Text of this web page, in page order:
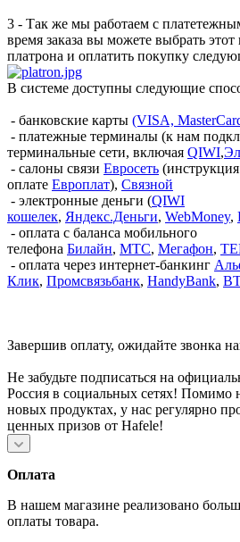
3 - Так же мы работаем с
время заказа вы можете выбрать
платрона и оплатить покупку
В системе доступны следующие
- банковские карты (VISA,
- платежные терминалы (к нам
терминальные сети, включая QIWI,
- салоны связи Евросеть
оплате Европлат), Связной
- электронные деньги (QIWI
кошелек, Яндекс.Деньги, WebMoney,
- оплата с баланса мобильного
телефона Билайн, МТС, Мегафон,
- оплата через интернет-банкинг
Клик, Промсвязьбанк, HandyBank,
Завершив оплату, ожидайте звонка
Не забудьте подписаться на
Россия в социальных сетях! Помимо
новых продуктах, у нас регулярно
ценных призов от Hafele!
Оплата
В нашем магазине реализовано
оплаты товара.